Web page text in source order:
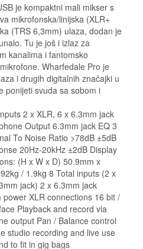
je kompaktni mali mikser s
mikrofonska/linijska (XLR+
(TRS 6,3mm) ulaza, dodan je
Tu je još i izlaz za
kanalima i fantomsko
Wharfedale Pro je
i drugih digitalnih značajki u
ponijeti svuda sa sobom i
2 x XLR, 6 x 6.3mm jack
Output 6.3mm jack EQ 3
To Noise Ratio >78dB ±5dB
20Hz-20kHz ±2dB Display
(H x W x D) 50.9mm x
/ 1.9kg 8 Total inputs (2 x
jack) 2 x 6.3mm jack
XLR connections 16 bit /
Playback and record via
output Pan / Balance control
studio recording and live use
to fit in gig bags